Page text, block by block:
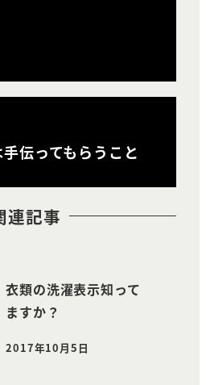
伝ってもらうこと
連記事
衣類の洗濯表示知って
ますか？
投稿日
2017年10月5日